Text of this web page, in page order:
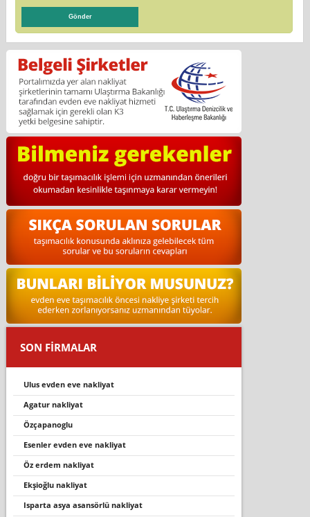
SON FİRMALAR
ulus evden eve nakli̇yat
agatur nakliyat
özçapanoglu
esenler evden eve nakli̇yat
öz erdem nakliyat
ekşioğlu nakliyat
isparta asya asansörlü nakliyat